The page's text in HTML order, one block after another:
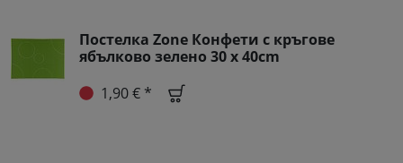
Постелка Zone Конфети с кръгове
ябълково зелено 30 x 40cm
1,90 € *